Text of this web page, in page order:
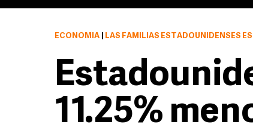
ECONOMÍA LAS FAMILIAS ESTADOUNIDENSES
11.25%